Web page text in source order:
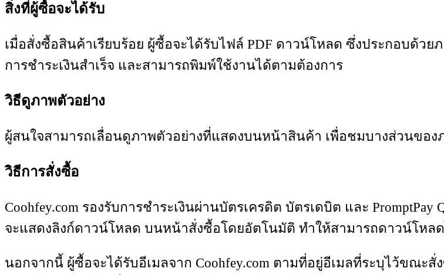
สิ่งที่ผู้ซื้อจะได้รับ
เมื่อสั่งซื้อสินค้าเรียบร้อย ผู้ซื้อจะได้รับไฟล์ PDF ดาวน์โหลด ซึ่งประกอบด้ว
การชำระเงินสำเร็จ และสามารถพิมพ์ใช้งานได้ตามต้องการ
วิธีดูภาพตัวอย่าง
ผู้สนใจสามารถเลื่อนดูภาพตัวอย่างที่แสดงบนหน้าสินค้า เพื่อชมบางส่วนขอ
วิธีการสั่งซื้อ
Coohfey.com รองรับการชำระเงินผ่านบัตรเครดิต บัตรเดบิต และ
จะแสดงลิงก์ดาวน์โหลด บนหน้าสั่งซื้อโดยอัตโนมัติ ทำให้สามารถดาวน์โหล
นอกจากนี้ ผู้ซื้อจะได้รับอีเมลจาก Coohfey.com ตามที่อยู่อีเมลที่ระบุไว้ขณะ